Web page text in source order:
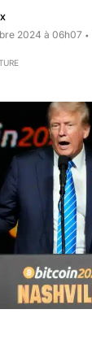
2024 à 06h07 •